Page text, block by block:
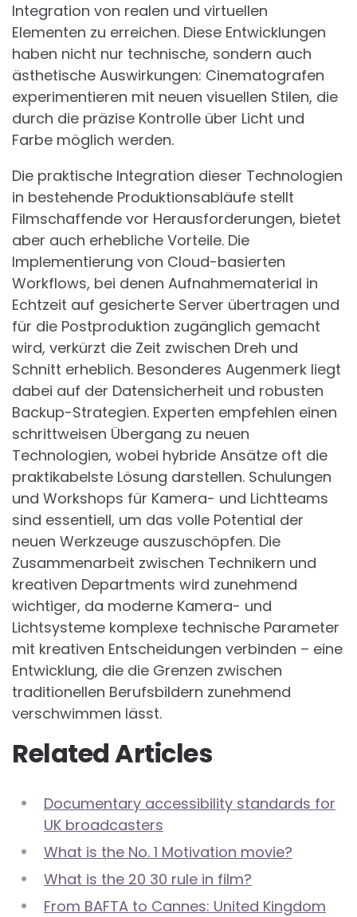
Integration von realen und virtuellen
Elementen zu erreichen. Diese Entwicklungen
haben nicht nur technische, sondern auch
ästhetische Auswirkungen: Cinematografen
experimentieren mit neuen visuellen Stilen, die
durch die präzise Kontrolle über Licht und
Farbe möglich werden.
Die praktische Integration dieser Technologien
in bestehende Produktionsabläufe stellt
Filmschaffende vor Herausforderungen, bietet
aber auch erhebliche Vorteile. Die
Implementierung von Cloud-basierten
Workflows, bei denen Aufnahmematerial in
Echtzeit auf gesicherte Server übertragen und
für die Postproduktion zugänglich gemacht
wird, verkürzt die Zeit zwischen Dreh und
Schnitt erheblich. Besonderes Augenmerk liegt
dabei auf der Datensicherheit und robusten
Backup-Strategien. Experten empfehlen einen
schrittweisen Übergang zu neuen
Technologien, wobei hybride Ansätze oft die
praktikabelste Lösung darstellen. Schulungen
und Workshops für Kamera- und Lichtteams
sind essentiell, um das volle Potential der
neuen Werkzeuge auszuschöpfen. Die
Zusammenarbeit zwischen Technikern und
kreativen Departments wird zunehmend
wichtiger, da moderne Kamera- und
Lichtsysteme komplexe technische Parameter
mit kreativen Entscheidungen verbinden – eine
Entwicklung, die die Grenzen zwischen
traditionellen Berufsbildern zunehmend
verschwimmen lässt.
Related Articles
Documentary accessibility standards for
UK broadcasters
What is the No. 1 Motivation movie?
What is the 20 30 rule in film?
From BAFTA to Cannes: United Kingdom